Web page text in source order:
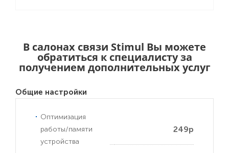
В салонах связи Stimul Вы можете
обратиться к специалисту за
получением дополнительных услуг
Общие настройки
Оптимизация
работы/памяти
устройства
249р